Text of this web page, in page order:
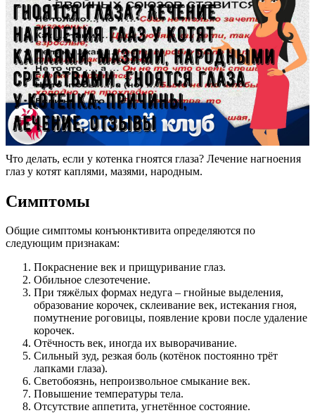
Что делать, если у котенка гноятся глаза? Лечение нагноения
глаз у котят каплями, мазями, народным.
Симптомы
Общие симптомы конъюнктивита определяются по
следующим признакам:
Покраснение век и прищуривание глаз.
Обильное слезотечение.
При тяжёлых формах недуга – гнойные выделения,
образование корочек, склеивание век, истекания гноя,
помутнение роговицы, появление крови после удаление
корочек.
Отёчность век, иногда их выворачивание.
Сильный зуд, резкая боль (котёнок постоянно трёт
лапками глаза).
Светобоязнь, непроизвольное смыкание век.
Повышение температуры тела.
Отсутствие аппетита, угнетённое состояние.